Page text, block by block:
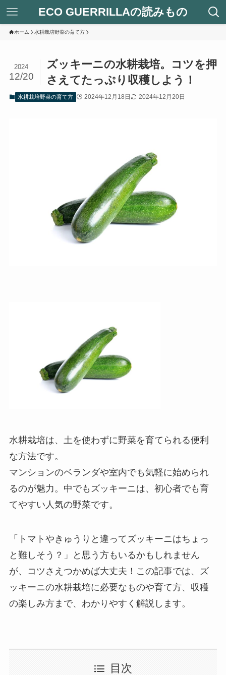
ECO GUERRILLAの読みもの
ホーム 水耕栽培野菜の育て方
ズッキーニの水耕栽培。コツを押
さえてたっぷり収穫しよう！
2024
12/20
水耕栽培野菜の育て方 2024年12月18日 2024年12月20日
水耕栽培は、土を使わずに野菜を育てられる便利
な方法です。
マンションのベランダや室内でも気軽に始められ
るのが魅力。中でもズッキーニは、初心者でも育
てやすい人気の野菜です。
「トマトやきゅうりと違ってズッキーニはちょっ
と難しそう？」と思う方もいるかもしれません
が、コツさえつかめば大丈夫！この記事では、ズ
ッキーニの水耕栽培に必要なものや育て方、収穫
の楽しみ方まで、わかりやすく解説します。
目次